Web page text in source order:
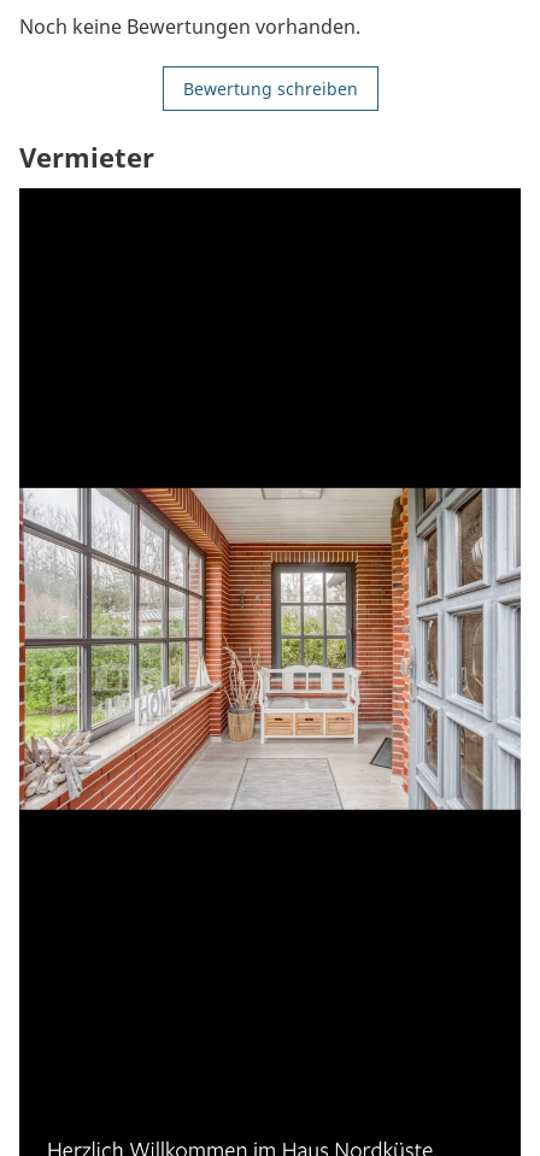
Noch keine Bewertungen vorhanden.
Bewertung schreiben
Vermieter